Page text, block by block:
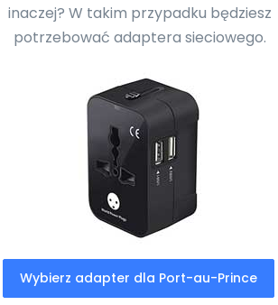
inaczej? W takim przypadku będziesz
potrzebować adaptera sieciowego.
Wybierz adapter dla Port-au-Prince